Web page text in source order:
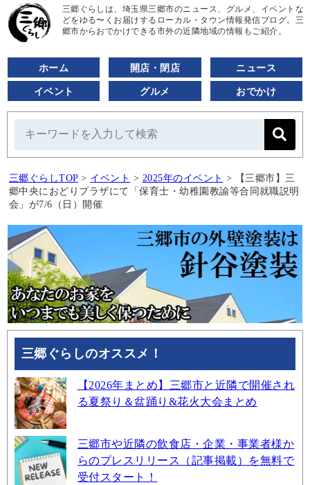
三郷ぐらしは、埼玉県三郷市のニュース、グルメ、イベントな
どをゆる〜くお届けするローカル・タウン情報発信ブログ。三
郷市からおでかけできる市外の近隣地域の情報もご紹介。
ホーム 開店・閉店 ニュース
イベント グルメ おでかけ
三郷ぐらしTOP > イベント > 2025年のイベント > 【三郷市】三
郷中央におどりプラザにて「保育士・幼稚園教諭等合同就職説明
会」が7/6（日）開催
三郷ぐらしのオススメ！
【2026年まとめ】三郷市と近隣で開催され
る夏祭り＆盆踊り&花火大会まとめ
三郷市や近隣の飲食店・企業・事業者様か
らのプレスリリース（記事掲載）を無料で
受付スタート！